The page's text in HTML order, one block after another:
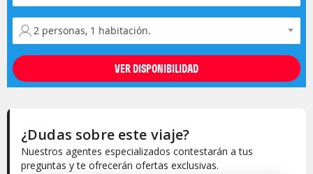
Selecciona la ocupación
¿Dudas sobre este viaje?
Nuestros agentes especializados contestarán a tus
preguntas y te ofrecerán ofertas exclusivas.